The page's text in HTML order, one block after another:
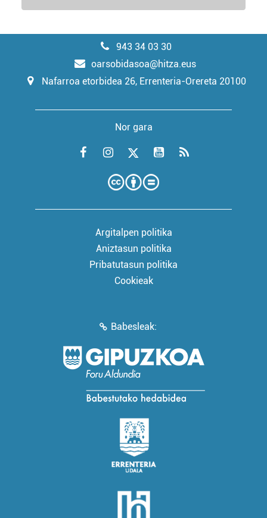
943 34 03 30
oarsobidasoa@hitza.eus
Nafarroa etorbidea 26, Errenteria-Orereta 20100
Nor gara
Argitalpen politika
Aniztasun politika
Pribatutasun politika
Cookieak
Babesleak: